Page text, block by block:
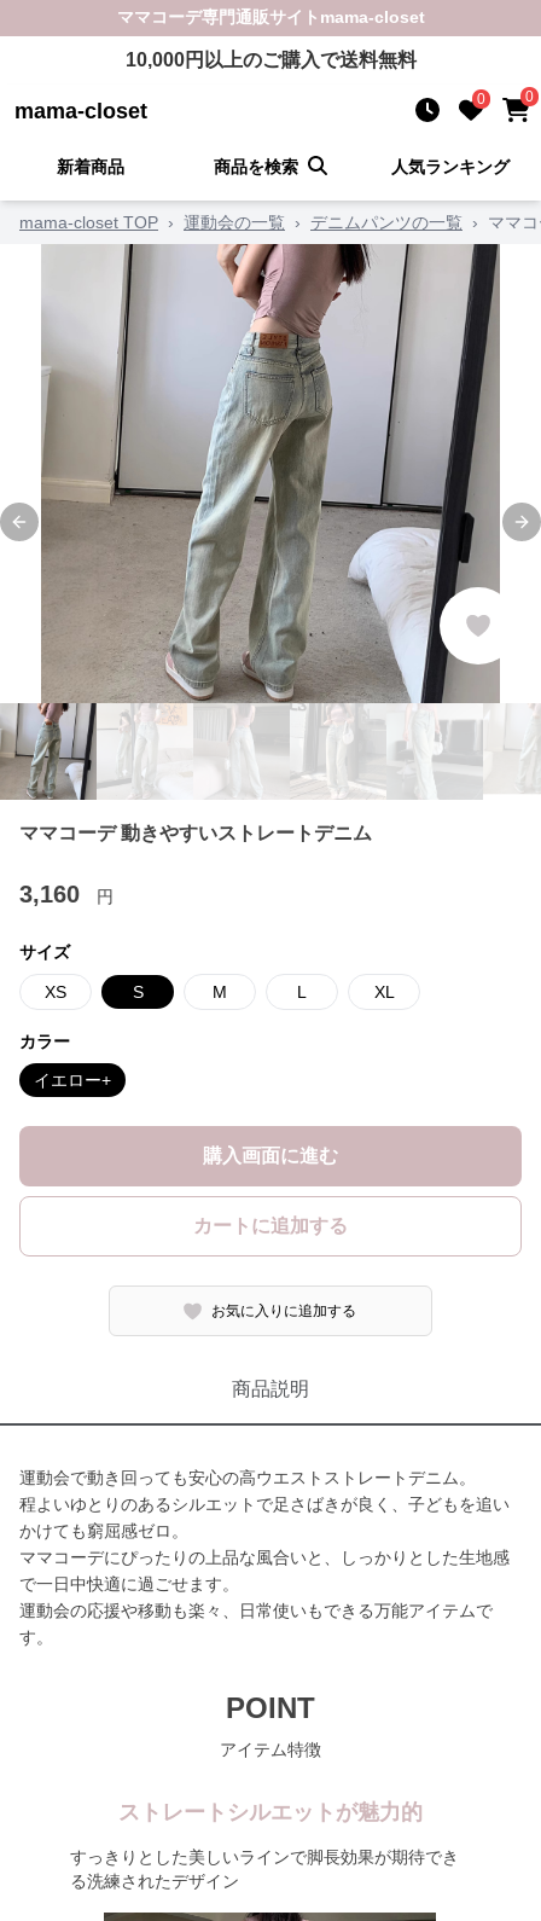
ママコーデ専門通販サイト mama-closet
10,000円以上のご購入で送料無料
mama-closet 0 0
新着商品 商品を検索 人気ランキング
mama-closet TOP › 運動会の一覧 › デニムパンツの一覧 › ママ
Previous slide
ママコーデ 動きやすいストレートデニム
3,160 円
サイズ
XS S M L XL
カラー
イエロー+
購入画面に進む
カートに追加する
お気に入りに追加する
商品説明
運動会で動き回っても安心の高ウエストストレートデニム。
程よいゆとりのあるシルエットで足さばきが良く、子どもを追い
かけても窮屈感ゼロ。
ママコーデにぴったりの上品な風合いと、しっかりとした生地感
で一日中快適に過ごせます。
運動会の応援や移動も楽々、日常使いもできる万能アイテムで
す。
POINT
アイテム特徴
ストレートシルエットが魅力的
すっきりとした美しいラインで脚長効果が期待でき
る洗練されたデザイン